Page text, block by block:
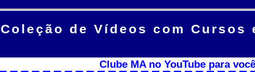
Coleção de Vídeos com Cursos
Clube MA no YouTube para você